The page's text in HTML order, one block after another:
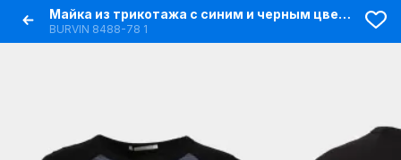
Майка из трикотажа с синим и черным цветом для повседневных образов
BURVIN 8488-78 1